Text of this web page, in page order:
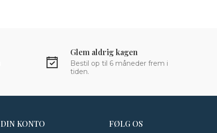
Glem aldrig kagen
Bestil op til 6 måneder frem i
tiden.
DIN KONTO FØLG OS